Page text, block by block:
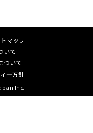
項またはその一
と決定された場
全に有効に存続
イヤレス機能」 の
ーを抜くと設定
マップ
いて
ついて
ィ―方針
Inc.